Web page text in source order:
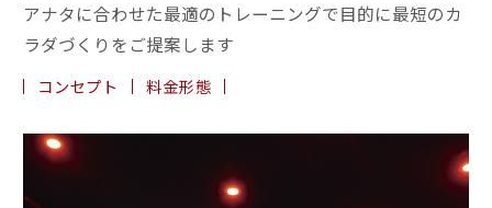
アナタに合わせた最適のトレーニングで目的に最短のカ
ラダづくりをご提案します
コンセプト 料金形態